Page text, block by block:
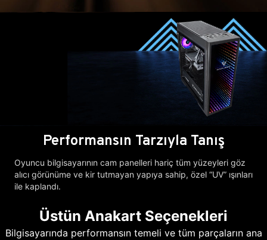
Performansın Tarzıyla Tanış
Oyuncu bilgisayarının cam panelleri hariç tüm yüzeyleri göz
alıcı görünüme ve kir tutmayan yapıya sahip, özel “UV” ışınları
ile kaplandı.
Üstün Anakart Seçenekleri
Bilgisayarında performansın temeli ve tüm parçaların ana